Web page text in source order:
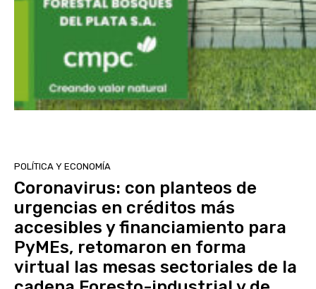
POLÍTICA Y ECONOMÍA
Coronavirus: con planteos de
urgencias en créditos más
accesibles y financiamiento para
PyMEs, retomaron en forma
virtual las mesas sectoriales de la